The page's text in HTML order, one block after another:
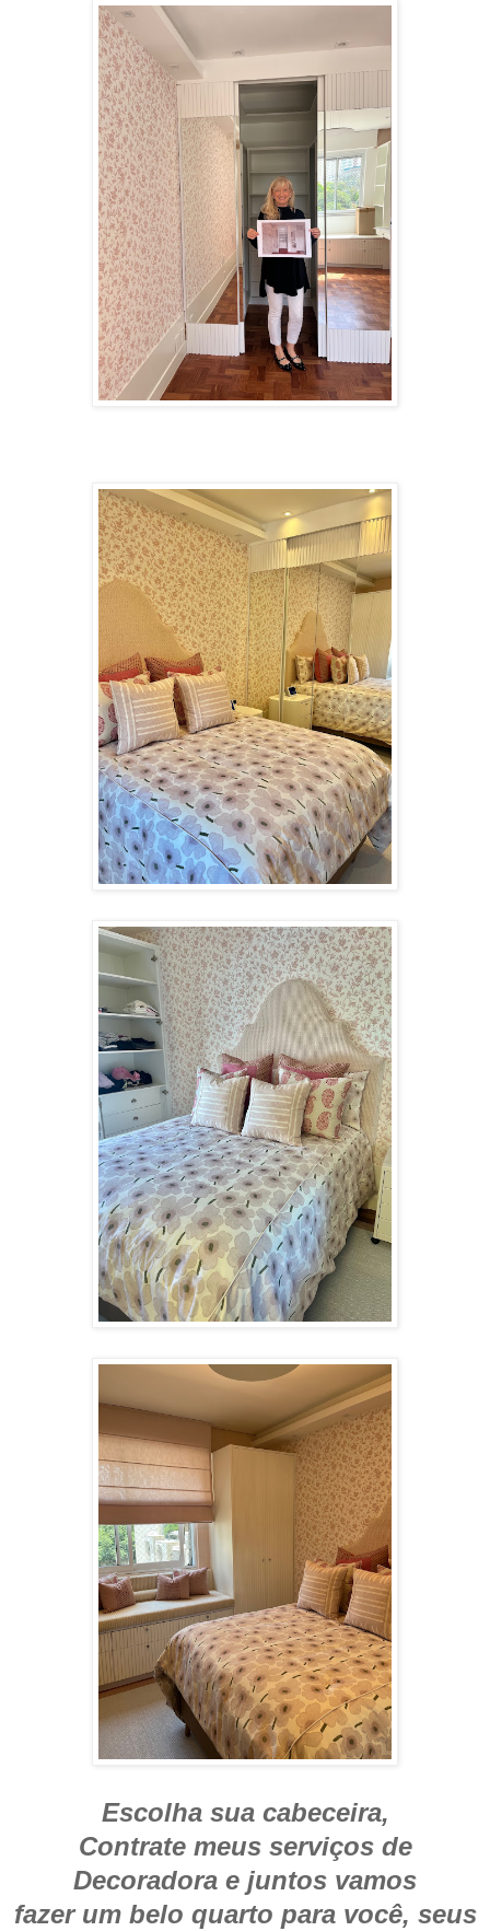
Escolha sua cabeceira,
Contrate meus serviços de
Decoradora e juntos vamos
fazer um belo quarto para você, seus